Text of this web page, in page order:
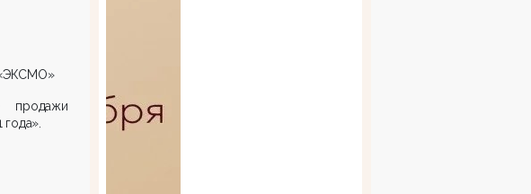
«ЭКСМО»
продажи